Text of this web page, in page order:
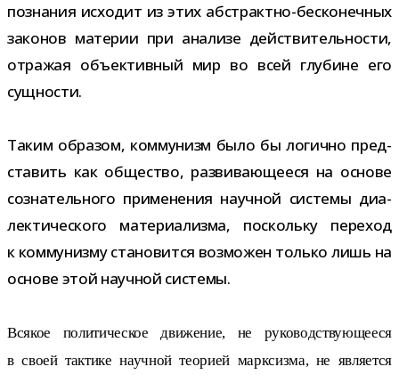
позна­ния исхо­дит из этих абстрактно-​бесконечных
зако­нов мате­рии при ана­лизе дей­стви­тель­но­сти,
отра­жая объ­ек­тив­ный мир во всей глу­бине его
сущности.
Таким обра­зом, ком­му­низм было бы логично пред­
ста­вить как обще­ство, раз­ви­ва­ю­ще­еся на основе
созна­тель­ного при­ме­не­ния науч­ной системы диа­
лек­ти­че­ского мате­ри­а­лизма, поскольку пере­ход
к ком­му­низму ста­но­вится воз­мо­жен только лишь на
основе этой науч­ной системы.
Всякое поли­ти­че­ское дви­же­ние, не руко­вод­ству­ю­ще­еся
в своей так­тике науч­ной тео­рией марк­сизма, не явля­ется